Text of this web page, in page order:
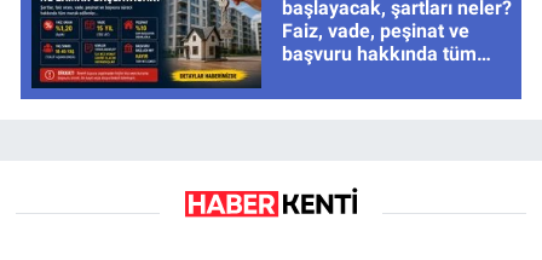
başlayacak, şartları neler?
Faiz, vade, peşinat ve
başvuru hakkında tüm